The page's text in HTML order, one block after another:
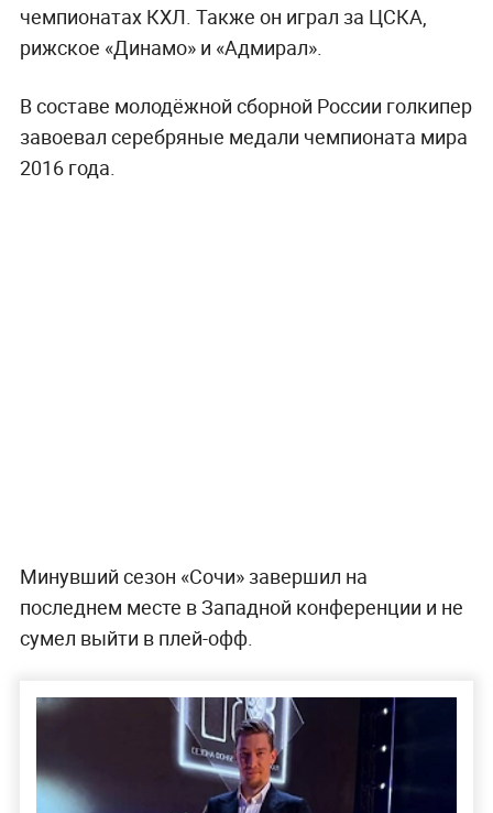
чемпионатах КХЛ. Также он играл за ЦСКА,
рижское «Динамо» и «Адмирал».
В составе молодёжной сборной России голкипер
завоевал серебряные медали чемпионата мира
2016 года.
Минувший сезон «Сочи» завершил на
последнем месте в Западной конференции и не
сумел выйти в плей-офф.